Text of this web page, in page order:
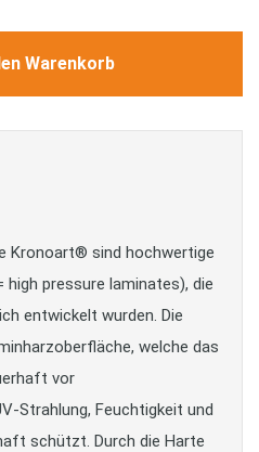
Warenkorb
Kronoart® sind hochwertige
pressure laminates), die
entwickelt wurden. Die
welche das
vor
Strahlung, Feuchtigkeit und
schützt. Durch die Harte